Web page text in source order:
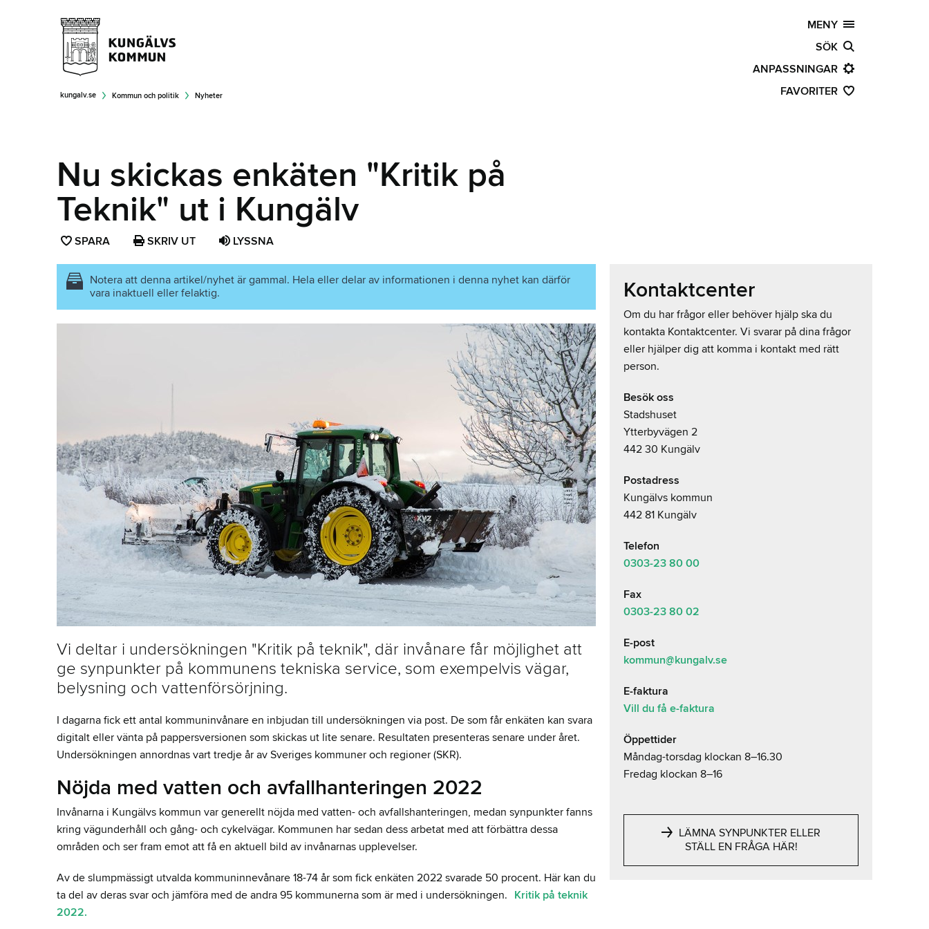
MENY
SÖK
ANPASSNINGAR
FAVORITER
kungalv.se Kommun och politik Nyheter
Nu skickas enkäten "Kritik på
Teknik" ut i Kungälv
SPARA SPARA
SOM
FAVORIT
SKRIV UT LYSSNA
Notera att denna artikel/nyhet är gammal. Hela eller delar av informationen i denna nyhet kan därför
vara inaktuell eller felaktig.
Vi deltar i undersökningen "Kritik på teknik", där invånare får möjlighet att
ge synpunkter på kommunens tekniska service, som exempelvis vägar,
belysning och vattenförsörjning.
I dagarna fick ett antal kommuninvånare en inbjudan till undersökningen via post. De som får enkäten kan svara
digitalt eller vänta på pappersversionen som skickas ut lite senare. Resultaten presenteras senare under året.
Undersökningen annordnas vart tredje år av Sveriges kommuner och regioner (SKR).
Nöjda med vatten och avfallhanteringen 2022
Invånarna i Kungälvs kommun var generellt nöjda med vatten- och avfallshanteringen, medan synpunkter fanns
kring vägunderhåll och gång- och cykelvägar. Kommunen har sedan dess arbetat med att förbättra dessa
områden och ser fram emot att få en aktuell bild av invånarnas upplevelser.
Av de slumpmässigt utvalda kommuninnevånare 18-74 år som fick enkäten 2022 svarade 50 procent. Här kan du
ta del av deras svar och jämföra med de andra 95 kommunerna som är med i undersökningen. Kritik på teknik
2022.
Kontaktcenter
Om du har frågor eller behöver hjälp ska du
kontakta Kontaktcenter. Vi svarar på dina frågor
eller hjälper dig att komma i kontakt med rätt
person.
Besök oss
Stadshuset
Ytterbyvägen 2
442 30 Kungälv
Postadress
Kungälvs kommun
442 81 Kungälv
Telefon
0303-23 80 00
Fax
0303-23 80 02
E-post
kommun@kungalv.se
E-faktura
Vill du få e-faktura
Öppettider
Måndag-torsdag klockan 8–16.30
Fredag klockan 8–16
LÄMNA SYNPUNKTER ELLER
STÄLL EN FRÅGA HÄR!